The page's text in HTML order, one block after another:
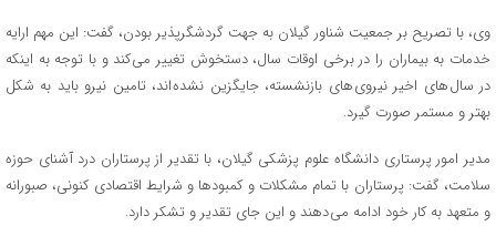
وی، با تصریح بر جمعیت شناور گیلان به جهت گردشگرپذیر بودن، گفت: این مهم ارایه
خدمات به بیماران را در برخی اوقات سال، دستخوش تغییر می کند و با توجه به اینکه
در سال های اخیر نیروی های بازنشسته، جایگزین نشده اند، تامین نیرو باید به شکل
بهتر و مستمر صورت گیرد.
مدیر امور پرستاری دانشگاه علوم پزشکی گیلان، با تقدیر از پرستاران درد آشنای حوزه
سلامت، گفت: پرستاران با تمام مشکلات و کمبودها و شرایط اقتصادی کنونی، صبورانه
و متعهد به کار خود ادامه می دهند و این جای تقدیر و تشکر دارد.